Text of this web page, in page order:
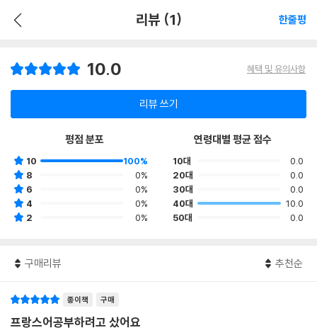
리뷰 (1) 한줄평
10.0 혜택 및 유의사항
리뷰 쓰기
평점 분포
10
100%
8
0%
6
0%
4
0%
2
0%
연령대별 평균 점수
10대
0.0
20대
0.0
30대
0.0
40대
10.0
50대
0.0
구매리뷰 추천순
종이책 구매
프랑스어공부하려고 샀어요